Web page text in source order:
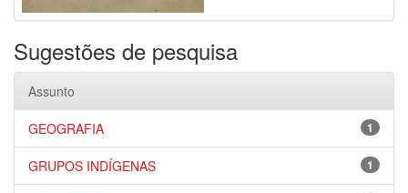
Sugestões de pesquisa
Assunto
1
GEOGRAFIA
1
GRUPOS INDÍGENAS